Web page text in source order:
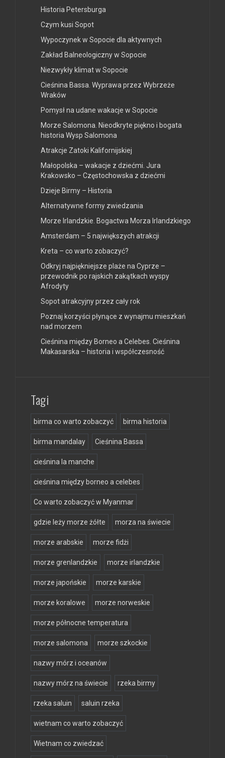
Historia Petersburga
Czym kusi Sopot
Wypoczynek w Sopocie dla aktywnych
Zakład Balneologiczny w Sopocie
Niezwykły klimat w Sopocie
Cieśnina Bassa. Wyprawa przez Wybrzeże
Wraków
Pomysł na udane wakacje w Sopocie
Morze Salomona. Nieodkryte piękno i bogata
historia Wysp Salomona
Atrakcje Zatoki Kalifornijskiej
Małopolska – wakacje z dziećmi. Jura
Krakowsko – Częstochowska z dziećmi
Dzieje Birmy – Historia
Alternatywne formy zwiedzania
Morze Irlandzkie. Bogactwa Morza Irlandzkiego
Amsterdam – 5 największych atrakcji
Kreta – co warto zobaczyć?
Odkryj najpiękniejsze plaże na Cyprze –
przewodnik po rajskich zakątkach wyspy
Afrodyty
Sopot atrakcyjny przez cały rok
Poznaj korzyści płynące z wynajmu mieszkań
nad morzem
Cieśnina między Borneo a Celebes. Cieśnina
Makasarska – historia i współczesność
Tagi
birma co warto zobaczyć birma historia
birma mandalay Cieśnina Bassa
cieśnina la manche
cieśnina między borneo a celebes
Co warto zobaczyć w Myanmar
gdzie leży morze żółte morza na świecie
morze arabskie morze fidżi
morze grenlandzkie morze irlandzkie
morze japońskie morze karskie
morze koralowe morze norweskie
morze północne temperatura
morze salomona morze szkockie
nazwy mórz i oceanów
nazwy mórz na świecie rzeka birmy
rzeka saluin saluin rzeka
wietnam co warto zobaczyć
Wietnam co zwiedzać